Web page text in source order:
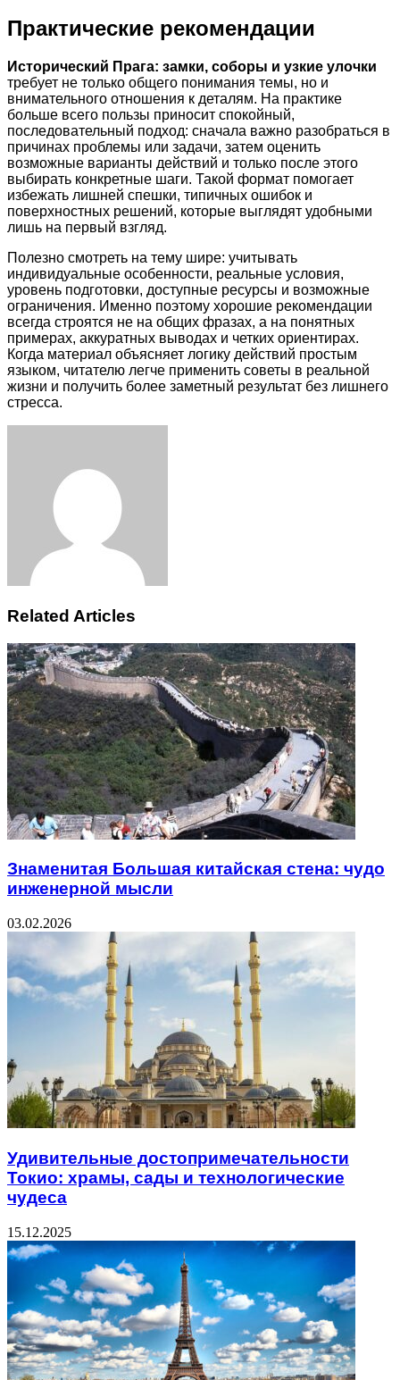
Практические рекомендации
Исторический Прага: замки, соборы и узкие улочки
требует не только общего понимания темы, но и
внимательного отношения к деталям. На практике
больше всего пользы приносит спокойный,
последовательный подход: сначала важно разобраться в
причинах проблемы или задачи, затем оценить
возможные варианты действий и только после этого
выбирать конкретные шаги. Такой формат помогает
избежать лишней спешки, типичных ошибок и
поверхностных решений, которые выглядят удобными
лишь на первый взгляд.
Полезно смотреть на тему шире: учитывать
индивидуальные особенности, реальные условия,
уровень подготовки, доступные ресурсы и возможные
ограничения. Именно поэтому хорошие рекомендации
всегда строятся не на общих фразах, а на понятных
примерах, аккуратных выводах и четких ориентирах.
Когда материал объясняет логику действий простым
языком, читателю легче применить советы в реальной
жизни и получить более заметный результат без лишнего
стресса.
Related Articles
Знаменитая Большая китайская стена: чудо
инженерной мысли
03.02.2026
Удивительные достопримечательности
Токио: храмы, сады и технологические
чудеса
15.12.2025